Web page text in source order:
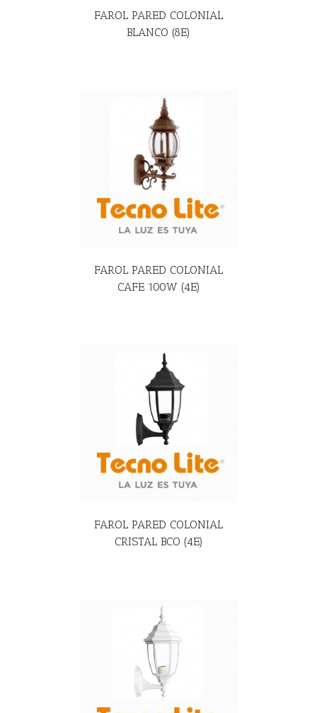
FAROL PARED COLONIAL
BLANCO (8E)
FAROL PARED COLONIAL
CAFE 100W (4E)
FAROL PARED COLONIAL
CRISTAL BCO (4E)